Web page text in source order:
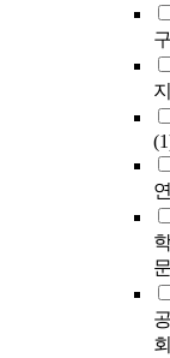
구
지